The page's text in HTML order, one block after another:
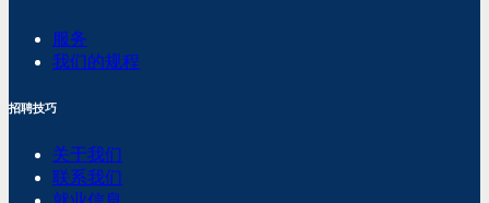
服务
我们的规程
招聘技巧
关于我们
联系我们